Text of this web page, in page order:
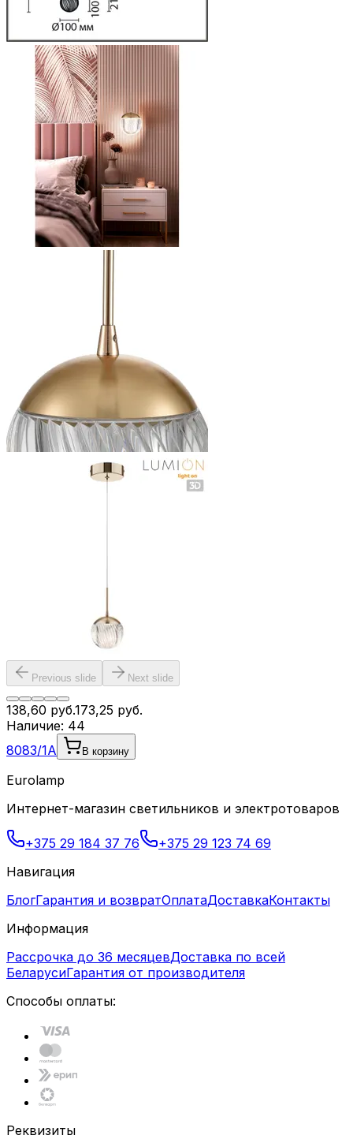
Previous slide Next slide
138,60 руб.173,25 руб.
Наличие: 44
8083/1A
В корзину
Eurolamp
Интернет-магазин светильников и электротоваров
+375 29 184 37 76
+375 29 123 74 69
Навигация
БлогГарантия и возвратОплатаДоставкаКонтакты
Информация
Рассрочка до 36 месяцевДоставка по всей
БеларусиГарантия от производителя
Способы оплаты:
Реквизиты